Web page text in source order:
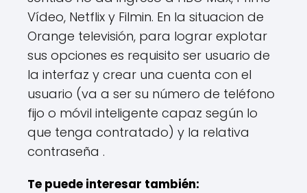
Vídeo, Netflix y Filmin. En la situacion de
Orange televisión, para lograr explotar
sus opciones es requisito ser usuario de
la interfaz y crear una cuenta con el
usuario (va a ser su número de teléfono
fijo o móvil inteligente capaz según lo
que tenga contratado) y la relativa
contraseña .
Te puede interesar también: